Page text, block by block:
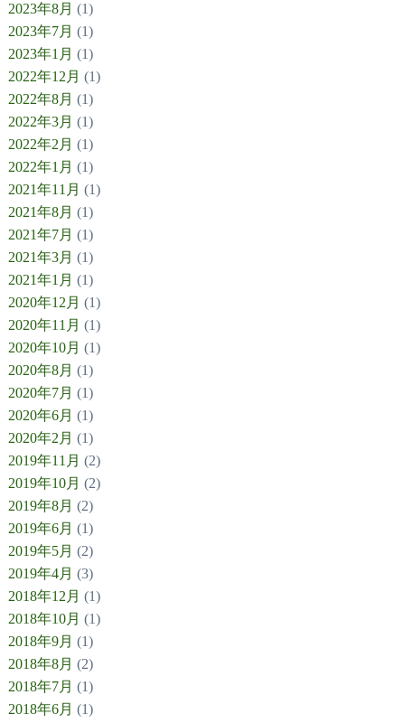
2023年8月 (1)
2023年7月 (1)
2023年1月 (1)
2022年12月 (1)
2022年8月 (1)
2022年3月 (1)
2022年2月 (1)
2022年1月 (1)
2021年11月 (1)
2021年8月 (1)
2021年7月 (1)
2021年3月 (1)
2021年1月 (1)
2020年12月 (1)
2020年11月 (1)
2020年10月 (1)
2020年8月 (1)
2020年7月 (1)
2020年6月 (1)
2020年2月 (1)
2019年11月 (2)
2019年10月 (2)
2019年8月 (2)
2019年6月 (1)
2019年5月 (2)
2019年4月 (3)
2018年12月 (1)
2018年10月 (1)
2018年9月 (1)
2018年8月 (2)
2018年7月 (1)
2018年6月 (1)